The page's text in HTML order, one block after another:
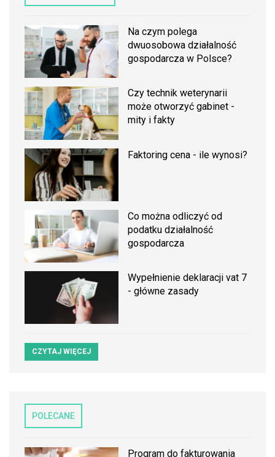
Na czym polega
dwuosobowa działalność
gospodarcza w Polsce?
Czy technik weterynarii
może otworzyć gabinet -
mity i fakty
Faktoring cena - ile wynosi?
Co można odliczyć od
podatku działalność
gospodarcza
Wypełnienie deklaracji vat 7
- główne zasady
CZYTAJ WIĘCEJ
POLECANE
Program do fakturowania